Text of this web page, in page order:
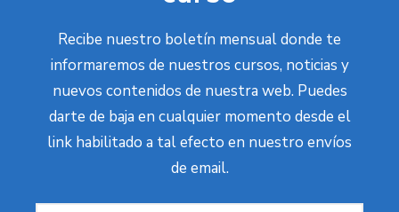
Recibe nuestro boletín mensual donde te
informaremos de nuestros cursos, noticias y
nuevos contenidos de nuestra web. Puedes
darte de baja en cualquier momento desde el
link habilitado a tal efecto en nuestro envíos
de email.